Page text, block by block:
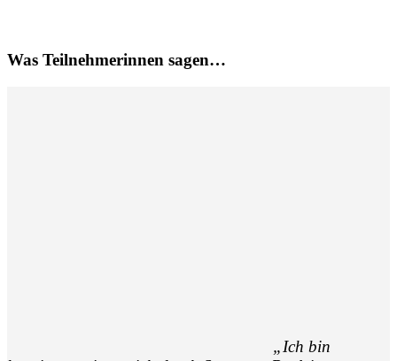
Was Teilnehmerinnen sagen…
„Ich bin